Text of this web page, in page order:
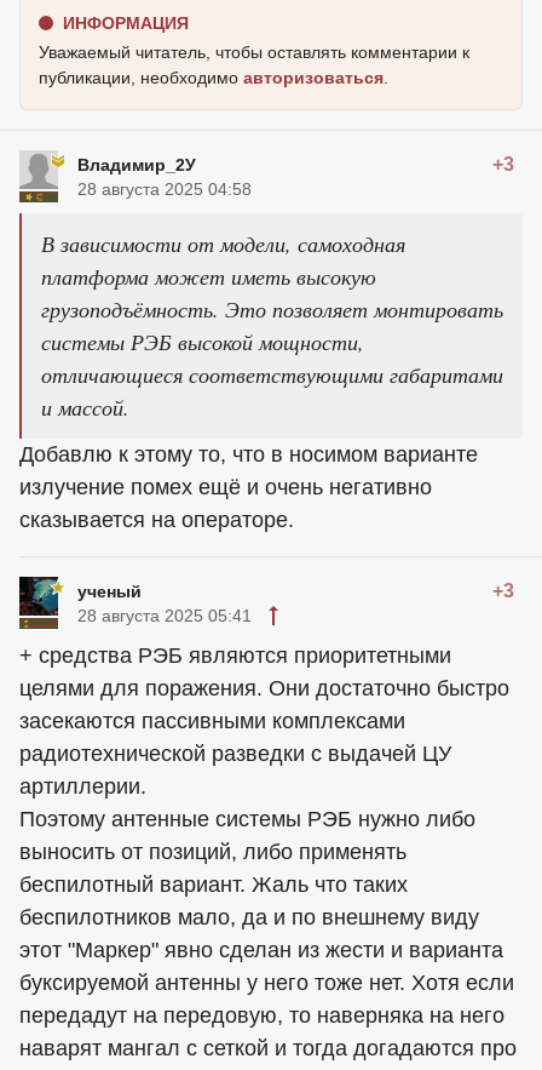
ИНФОРМАЦИЯ
Уважаемый читатель, чтобы оставлять комментарии к
публикации, необходимо авторизоваться
Владимир_2У +3
28 августа 2025 04:58
В зависимости от модели, самоходная
платформа может иметь высокую
грузоподъёмность. Это позволяет монтировать
системы РЭБ высокой мощности,
отличающиеся соответствующими габаритами
и массой.
Добавлю к этому то, что в носимом варианте
излучение помех ещё и очень негативно
сказывается на операторе.
ученый +3
28 августа 2025 05:41
+ средства РЭБ являются приоритетными
целями для поражения. Они достаточно быстро
засекаются пассивными комплексами
радиотехнической разведки с выдачей ЦУ
артиллерии.
Поэтому антенные системы РЭБ нужно либо
выносить от позиций, либо применять
беспилотный вариант. Жаль что таких
беспилотников мало, да и по внешнему виду
этот "Маркер" явно сделан из жести и варианта
буксируемой антенны у него тоже нет. Хотя если
передадут на передовую, то наверняка на него
наварят мангал с сеткой и тогда догадаются про